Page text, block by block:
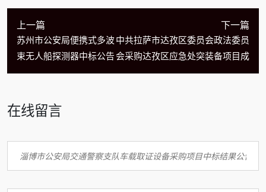
上一篇
苏州市公安局便携式多波
束无人船探测器中标公告
下一篇
中共拉萨市达孜区委员会政法委员
会采购达孜区应急处突装备项目成
在线留言